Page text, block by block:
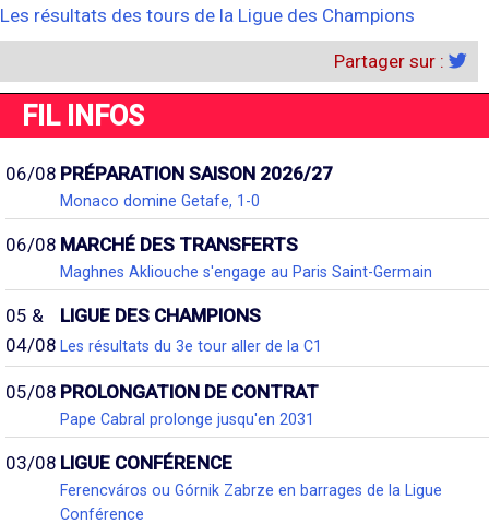
Les résultats des tours de la Ligue des Champions
Partager sur :
FIL INFOS
06/08 PRÉPARATION SAISON 2026/27
Monaco domine Getafe, 1-0
06/08 MARCHÉ DES TRANSFERTS
Maghnes Akliouche s'engage au Paris Saint-Germain
05 &
04/08
LIGUE DES CHAMPIONS
Les résultats du 3e tour aller de la C1
05/08 PROLONGATION DE CONTRAT
Pape Cabral prolonge jusqu'en 2031
03/08 LIGUE CONFÉRENCE
Ferencváros ou Górnik Zabrze en barrages de la Ligue
Conférence